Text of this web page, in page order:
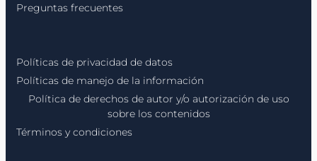
Preguntas frecuentes
Políticas de privacidad de datos
Políticas de manejo de la información
Política de derechos de autor y/o autorización de uso
sobre los contenidos
Términos y condiciones